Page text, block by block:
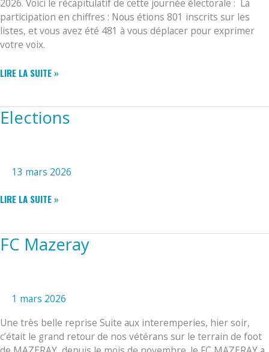
2026. ​Voici le récapitulatif de cette journée électorale : ​ La
participation en chiffres : ​Nous étions 801 inscrits sur les
listes, et vous avez été 481 à vous déplacer pour exprimer
votre voix.
ELECTIONS
LIRE LA SUITE »
Elections
13 mars 2026
ELECTIONS
LIRE LA SUITE »
FC Mazeray
1 mars 2026
Une très belle reprise Suite aux interemperies, hier soir,
c’était le grand retour de nos vétérans sur le terrain de foot